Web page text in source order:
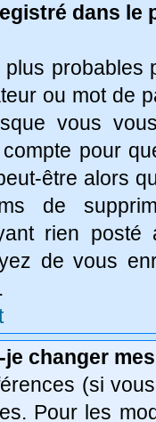
dans le
probables
ou mot de
vous
pour
être alors
de
rien
de vous
changer
(si
Pour les